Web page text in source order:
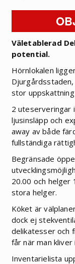
Väletablerad
potential.
Hörnlokalen
stor
2 uteserveringar
ljusinsläpp och
away av både
fullständiga
Begränsade
20.00 och helger
stora helger.
Köket är
dock ej
delikatesser och
får när man kliver
Inventarielista